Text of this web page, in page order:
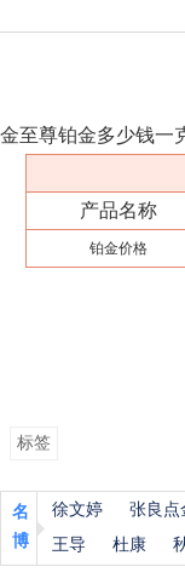
金至尊铂金多少钱一
产品名称
铂金价格
标签
名
博
徐文婷 张良点
王导
杜康